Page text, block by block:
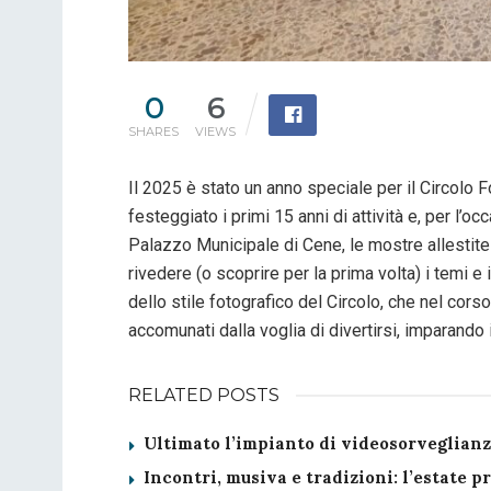
0
SHARES
6
VIEWS
Il 2025 è stato un anno speciale per il Circolo
festeggiato i primi 15 anni di attività e, per
Palazzo Municipale di Cene, le mostre
rivedere (o scoprire per la prima volta) i temi
dello stile fotografico del Circolo, che nel
accomunati dalla voglia di divertirsi,
RELATED POSTS
Ultimato l’impianto di
Incontri, musiva e tradizioni: l’estate